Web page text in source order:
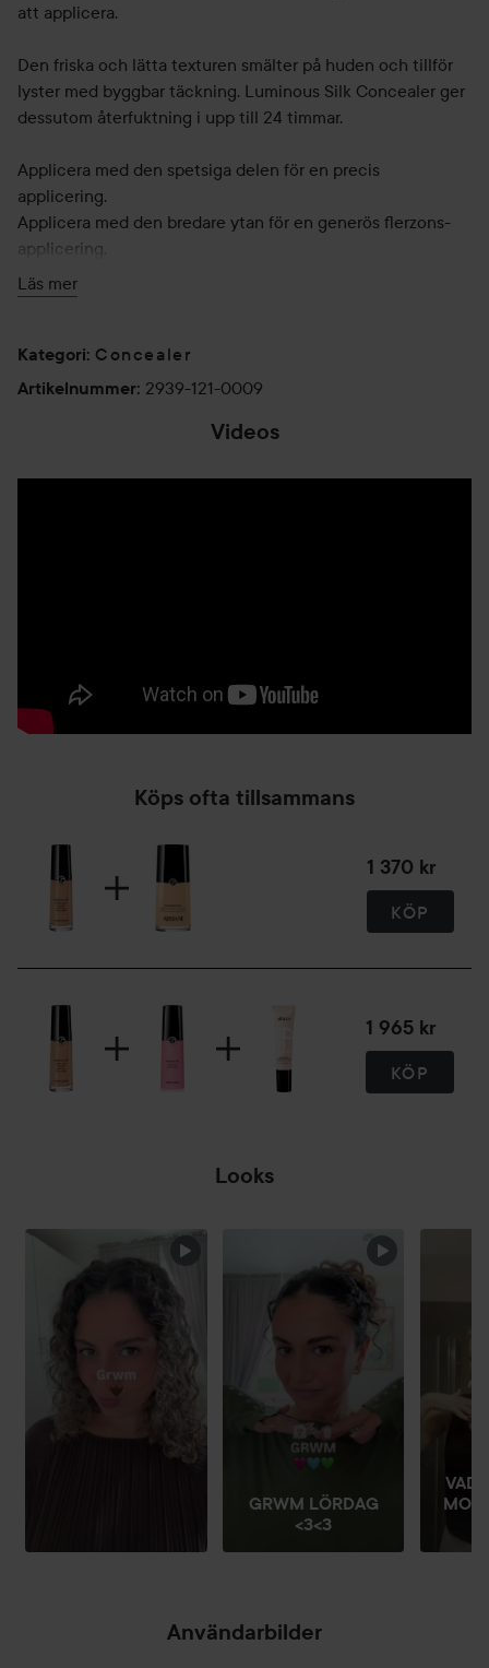
att applicera.
Den friska och lätta texturen smälter på huden och tillför
lyster med byggbar täckning. Luminous Silk Concealer ger
dessutom återfuktning i upp till 24 timmar.
Applicera med den spetsiga delen för en precis
applicering.
Applicera med den bredare ytan för en generös flerzons-
applicering.
12 ml
Läs mer
Kategori: Concealer
Artikelnummer: 2939-121-0009
Videos
Köps ofta tillsammans
1 370 kr
KÖP
1 965 kr
KÖP
Looks
HOPPA ÖVER SEKTIONEN
GRWM LÖRDAG
<3<3
VAD
Användarbilder